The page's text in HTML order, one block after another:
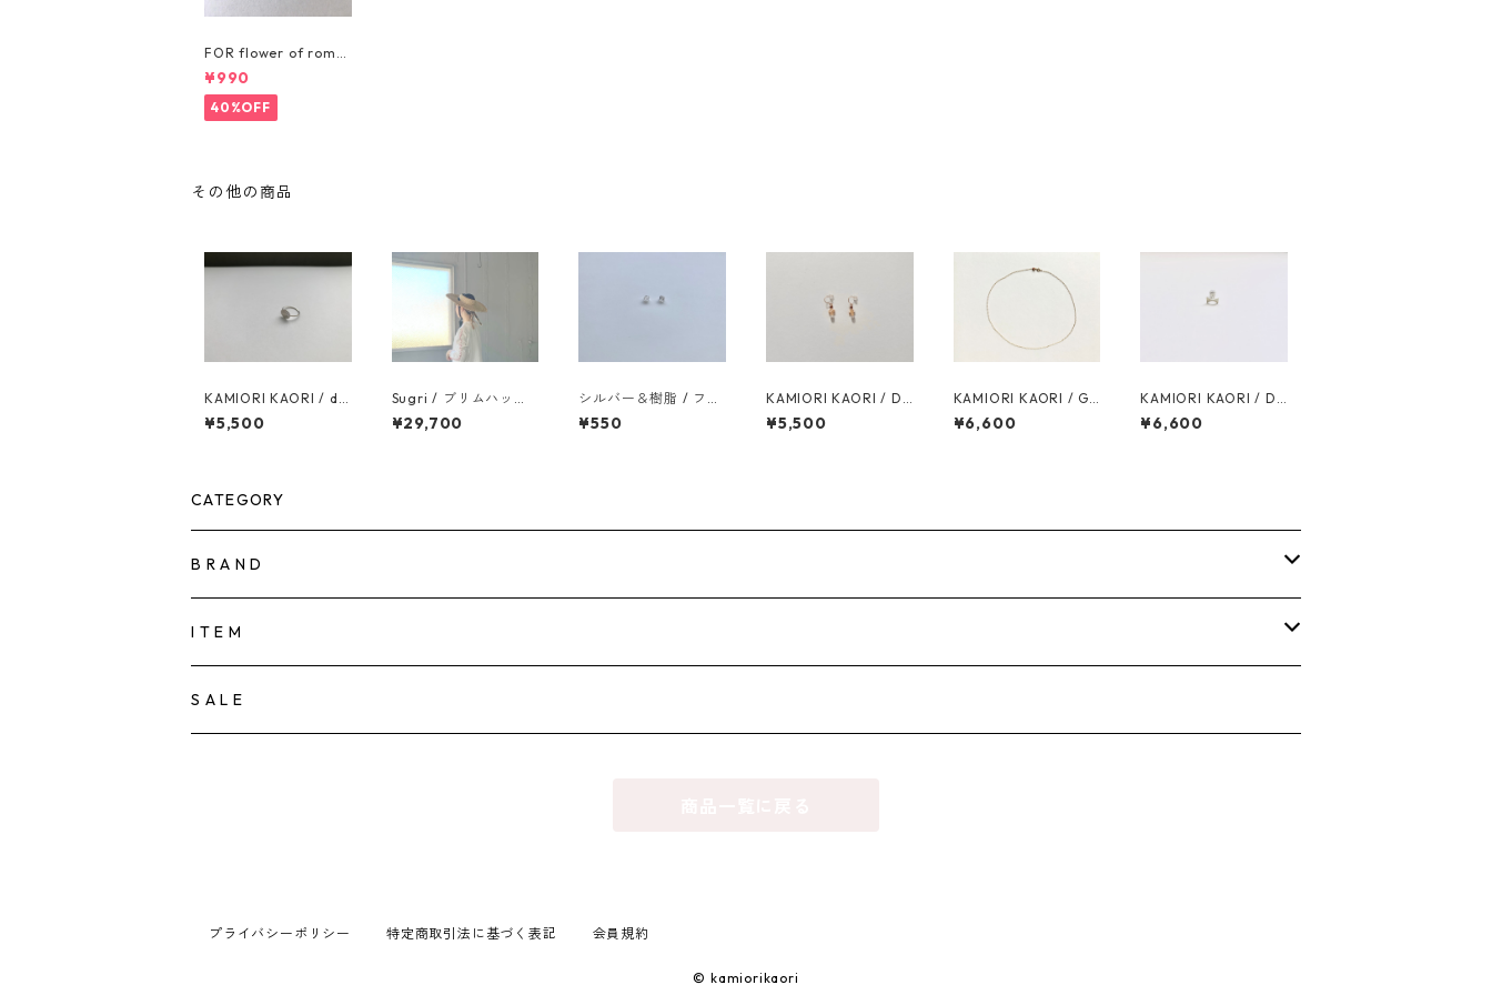
FOR flower of roma
nce / PIN BADGE
¥990
40%OFF
その他の商品
KAMIORI KAORI / dai
ly REF28 RING
¥5,500
Sugri / ブリムハット
コーサイ麦三つ編み
¥29,700
シルバー＆樹脂 / フラ
ワー キャッチ
¥550
KAMIORI KAORI / DA
ILY ref46 pierces
¥5,500
KAMIORI KAORI / GR
AIN REF58 NECKLACE
¥6,600
KAMIORI KAORI / DA
ILY ref48 PIERCE / 1
0K
¥6,600
CATEGORY
B R A N D
KAMIORI KAORI
TOWAVASE
I T E M
ACCESSORY
S A L E
プライバシーポリシー 特定商取引法に基づく表記 会員規約
© kamiorikaori